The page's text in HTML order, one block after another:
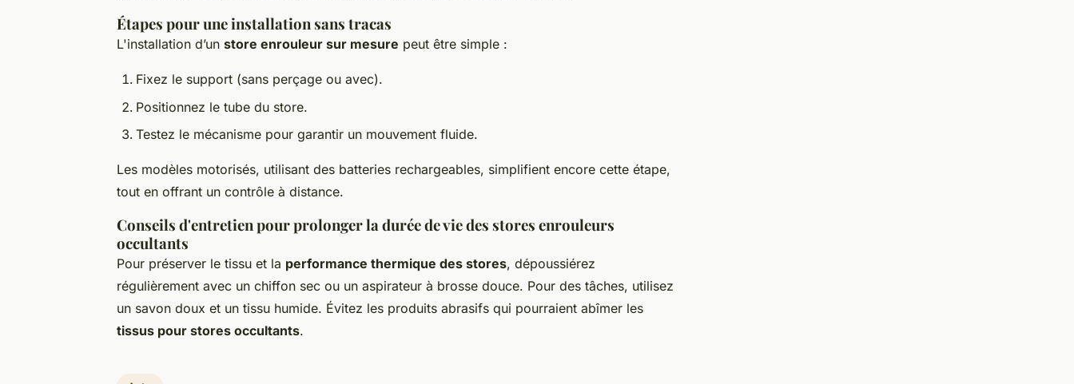
Étapes pour une installation sans tracas
L'installation d’un store enrouleur sur mesure peut être simple :
Fixez le support (sans perçage ou avec).
Positionnez le tube du store.
Testez le mécanisme pour garantir un mouvement fluide.
Les modèles motorisés, utilisant des batteries rechargeables, simplifient encore cette étape,
tout en offrant un contrôle à distance.
Conseils d'entretien pour prolonger la durée de vie des stores enrouleurs
occultants
Pour préserver le tissu et la performance thermique des stores, dépoussiérez
régulièrement avec un chiffon sec ou un aspirateur à brosse douce. Pour des tâches, utilisez
un savon doux et un tissu humide. Évitez les produits abrasifs qui pourraient abîmer les
tissus pour stores occultants.